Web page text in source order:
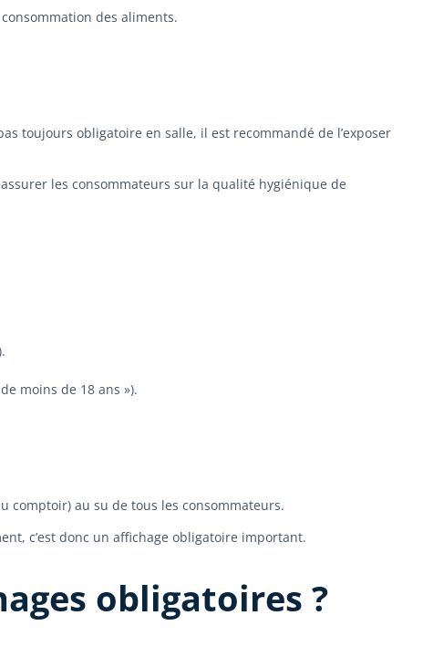
des aliments.
toujours obligatoire en salle, il est recommandé de l’exposer
les consommateurs sur la qualité hygiénique de
moins de 18 ans »).
comptoir) au su de tous les consommateurs.
c’est donc un affichage obligatoire important.
obligatoires ?